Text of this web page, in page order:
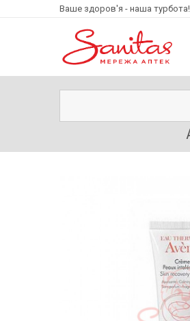
Ваше здоров'я - наша турбота!